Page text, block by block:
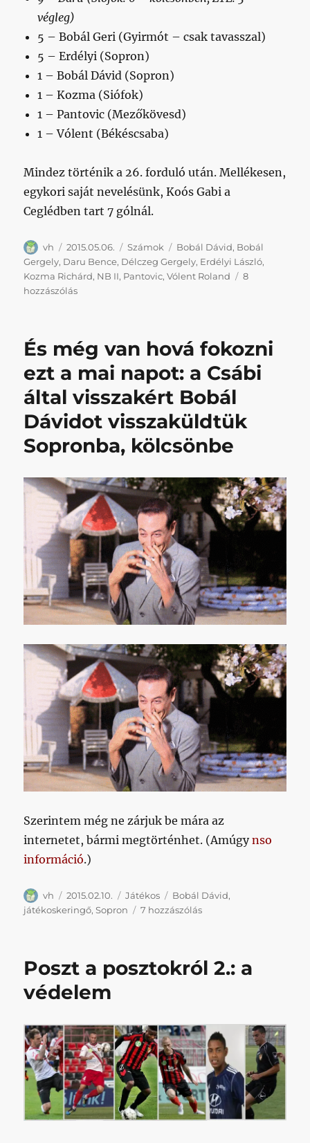
végleg)
5 – Bobál Geri (Gyirmót – csak tavasszal)
5 – Erdélyi (Sopron)
1 – Bobál Dávid (Sopron)
1 – Kozma (Siófok)
1 – Pantovic (Mezőkövesd)
1 – Vólent (Békéscsaba)
Mindez történik a 26. forduló után. Mellékesen,
egykori saját nevelésünk, Koós Gabi a
Ceglédben tart 7 gólnál.
Szerző
vh Közzétéve
2015.05.06. Kategória
Számok Címke
Bobál Dávid, Bobál
Gergely, Daru Bence, Délczeg Gergely, Erdélyi László,
Kozma Richárd, NB II, Pantovic,Vólent Roland
8
hozzászólásKölcsönjátékosaink
góllövő
listáján
című
bejegyzéshez
És még van hová fokozni
ezt a mai napot: a Csábi
által visszakért Bobál
Dávidot visszaküldtük
Sopronba, kölcsönbe
Szerintem még ne zárjuk be mára az
internetet, bármi megtörténhet. (Amúgynso
információ.)
Szerző
vh Közzétéve
2015.02.10. Kategória
Játékos Címke
Bobál Dávid,
játékoskeringő,Sopron 7 hozzászólásÉs
fokozni
napot:
a
Csábi
által
visszakért
Bobál
Dávidot
Poszt a posztokról 2.: a
védelem